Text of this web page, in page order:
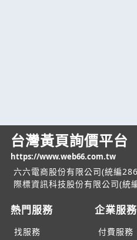
台灣黃頁詢價平台
https://www.web66.com.tw
六六電商股份有限公司(統編
際標資訊科技股份有限公司(統
熱門服務
找服務
企業服務
付費服務